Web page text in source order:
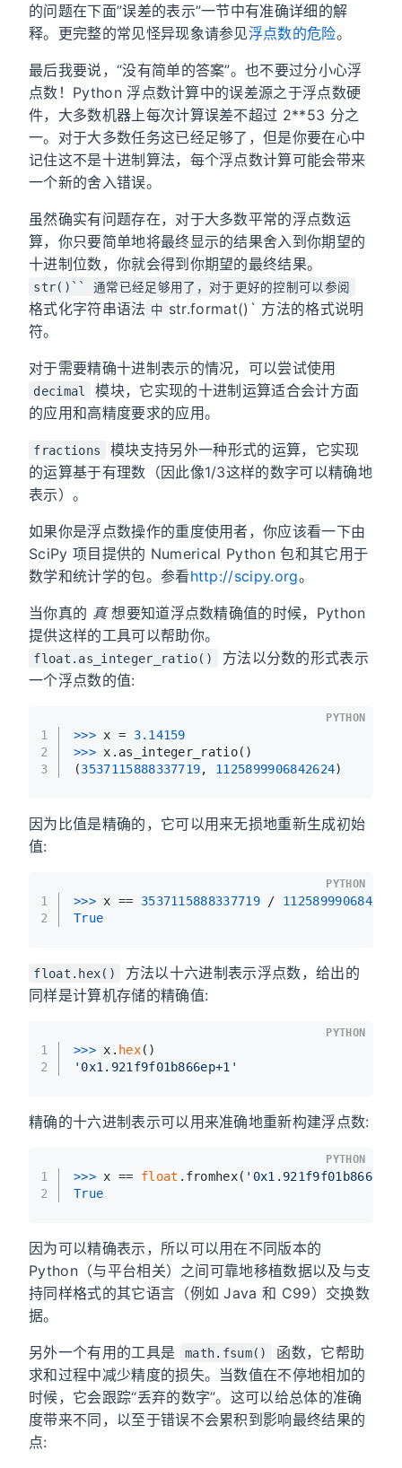
的问题在下面”误差的表示”一节中有准确详细的解
释。更完整的常见怪异现象请参见浮点数的危险。
最后我要说，“没有简单的答案”。也不要过分小心浮
点数！Python 浮点数计算中的误差源之于浮点数硬
件，大多数机器上每次计算误差不超过 2**53 分之
一。对于大多数任务这已经足够了，但是你要在心中
记住这不是十进制算法，每个浮点数计算可能会带来
一个新的舍入错误。
虽然确实有问题存在，对于大多数平常的浮点数运
算，你只要简单地将最终显示的结果舍入到你期望的
十进制位数，你就会得到你期望的最终结果。
str()`` 通常已经足够用了，对于更好的控制可以参阅
格式化字符串语法 中 str.format()` 方法的格式说明
符。
对于需要精确十进制表示的情况，可以尝试使用
decimal
模块，它实现的十进制运算适合会计方面
的应用和高精度要求的应用。
fractions
模块支持另外一种形式的运算，它实现
的运算基于有理数（因此像1/3这样的数字可以精确地
表示）。
如果你是浮点数操作的重度使用者，你应该看一下由
SciPy 项目提供的 Numerical Python 包和其它用于
数学和统计学的包。参看http://scipy.org。
当你真的 真想要知道浮点数精确值的时候，Python
提供这样的工具可以帮助你。
float.as_integer_ratio()
方法以分数的形式表示
一个浮点数的值:
1
2
3
>>> x = 3.14159
>>> x.as_integer_ratio()
(3537115888337719, 1125899906842624)
PYTHON
因为比值是精确的，它可以用来无损地重新生成初始
值:
1
2
>>> x == 3537115888337719 / 1125899906842624
True
PYTHON
float.hex()
方法以十六进制表示浮点数，给出的
同样是计算机存储的精确值:
1
2
>>> x. hex()
'0x1.921f9f01b866ep+1'
PYTHON
精确的十六进制表示可以用来准确地重新构建浮点数:
1
2
>>> x == float .fromhex(
True
PYTHON
因为可以精确表示，所以可以用在不同版本的
Python（与平台相关）之间可靠地移植数据以及与支
持同样格式的其它语言（例如 Java 和 C99）交换数
据。
另外一个有用的工具是 math.fsum()
函数，它帮助
求和过程中减少精度的损失。当数值在不停地相加的
时候，它会跟踪“丢弃的数字”。这可以给总体的准确
度带来不同，以至于错误不会累积到影响最终结果的
点: